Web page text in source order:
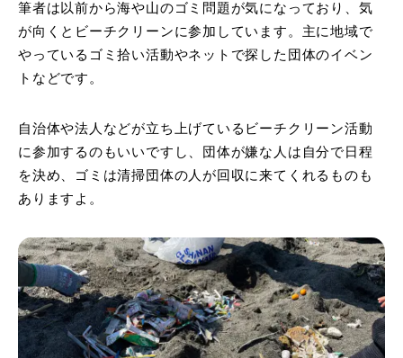
筆者は以前から海や山のゴミ問題が気になっており、気
が向くとビーチクリーンに参加しています。主に地域で
やっているゴミ拾い活動やネットで探した団体のイベン
トなどです。
自治体や法人などが立ち上げているビーチクリーン活動
に参加するのもいいですし、団体が嫌な人は自分で日程
を決め、ゴミは清掃団体の人が回収に来てくれるものも
ありますよ。